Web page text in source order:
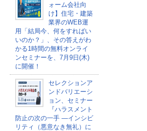
ォーム会社向
け】住宅・建築
業界のWEB運
用「結局今、何をすればい
いのか？」、その答えがわ
かる1時間の無料オンライ
ンセミナーを、7月9日(木)
に開催！
セレクションア
ンドバリエーシ
ョン、セミナー
『ハラスメント
防止の次の一手 ―インシビ
リティ（悪意なき無礼）に